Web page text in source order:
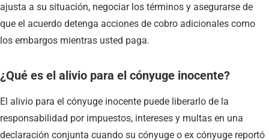
ajusta a su situación, negociar los términos y asegurarse de
que el acuerdo detenga acciones de cobro adicionales como
los embargos mientras usted paga.
¿Qué es el alivio para el cónyuge inocente?
El alivio para el cónyuge inocente puede liberarlo de la
responsabilidad por impuestos, intereses y multas en una
declaración conjunta cuando su cónyuge o ex cónyuge reportó